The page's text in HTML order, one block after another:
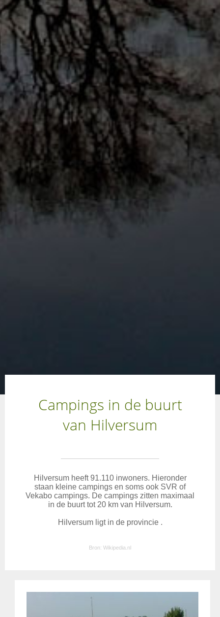
Campings in de buurt
van Hilversum
Hilversum heeft 91.110 inwoners. Hieronder
staan kleine campings en soms ook SVR of
Vekabo campings. De campings zitten maximaal
in de buurt tot 20 km van Hilversum.
Hilversum ligt in de provincie .
Bron: Wikipedia.nl